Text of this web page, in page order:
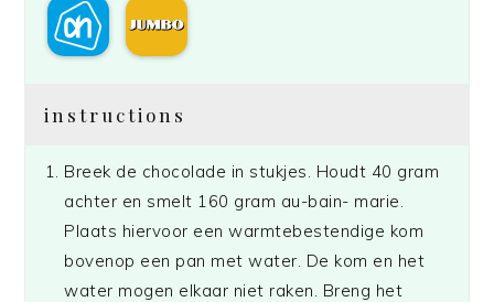
instructions
Breek de chocolade in stukjes. Houdt 40 gram
achter en smelt 160 gram au-bain- marie.
Plaats hiervoor een warmtebestendige kom
bovenop een pan met water. De kom en het
water mogen elkaar niet raken. Breng het